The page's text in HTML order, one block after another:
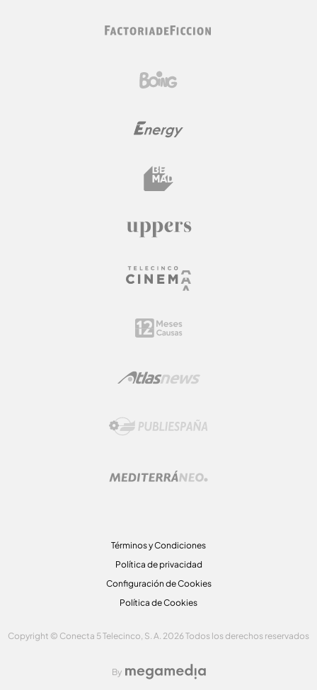
Términos y Condiciones
Política de privacidad
Configuración de Cookies
Política de Cookies
Copyright © Conecta 5 Telecinco, S. A. 2026 Todos los derechos reservados
By